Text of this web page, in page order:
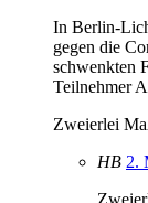
In Berlin-
gegen die
schwenkten
Teilnehmer
Zweierlei
HB 2.